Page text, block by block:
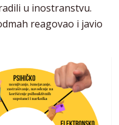
u inostranstvu.
reagovao i javio